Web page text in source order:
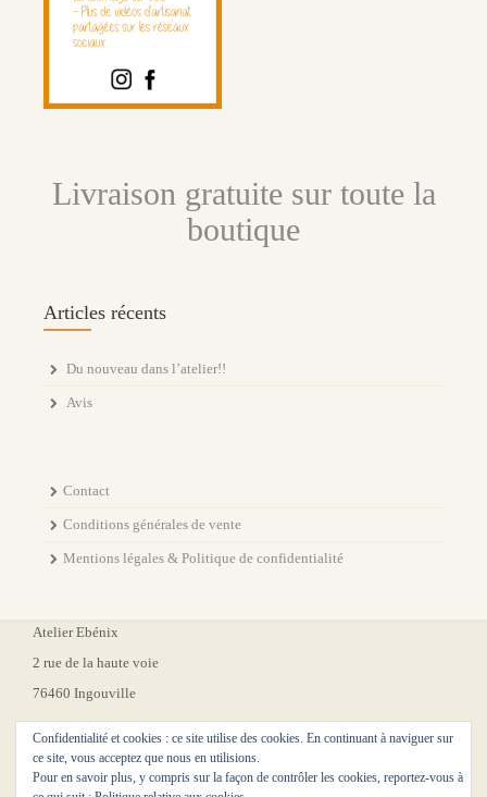
Livraison gratuite sur toute la
boutique
Articles récents
Du nouveau dans l’atelier!!
Avis
Contact
Conditions générales de vente
Mentions légales & Politique de confidentialité
Atelier Ebénix
2 rue de la haute voie
76460 Ingouville
Confidentialité et cookies : ce site utilise des cookies. En continuant à naviguer sur
ce site, vous acceptez que nous en utilisions.
Pour en savoir plus, y compris sur la façon de contrôler les cookies, reportez-vous à